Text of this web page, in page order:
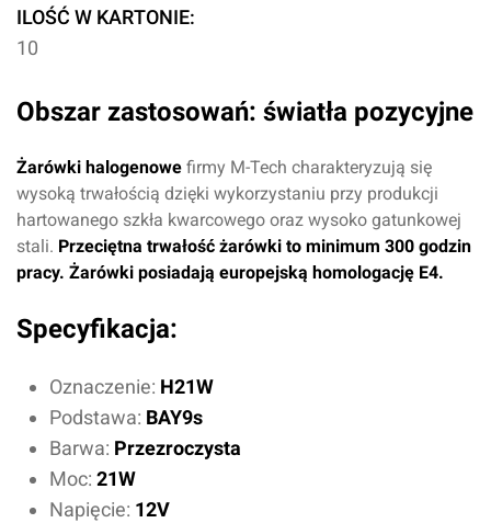
ILOŚĆ W KARTONIE:
10
Obszar zastosowań: światła pozycyjne
Żarówki halogenowe firmy M-Tech charakteryzują się
wysoką trwałością dzięki wykorzystaniu przy produkcji
hartowanego szkła kwarcowego oraz wysoko gatunkowej
stali. Przeciętna trwałość żarówki to minimum 300 godzin
pracy. Żarówki posiadają europejską homologację E4.
Specyfikacja:
Oznaczenie: H21W
Podstawa: BAY9s
Barwa: Przezroczysta
Moc: 21W
Napięcie: 12V